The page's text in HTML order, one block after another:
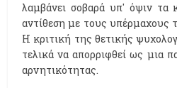
λαμβάνει σοβαρά υπ' όψιν τα
αντίθεση με τους υπέρμαχους
Η κριτική της θετικής
τελικά να απορριφθεί ως μια
αρνητικότητας.